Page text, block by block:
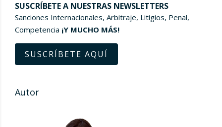
SUSCRÍBETE A NUESTRAS NEWSLETTERS
Sanciones Internacionales, Arbitraje, Litigios, Penal,
Competencia ¡Y MUCHO MÁS!
SUSCRÍBETE AQUÍ
Autor